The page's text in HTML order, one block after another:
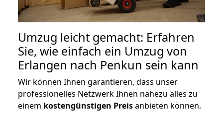
Umzug leicht gemacht: Erfahren
Sie, wie einfach ein Umzug von
Erlangen nach Penkun sein kann
Wir können Ihnen garantieren, dass unser
professionelles Netzwerk Ihnen nahezu alles zu
einem kostengünstigen Preisanbieten können.